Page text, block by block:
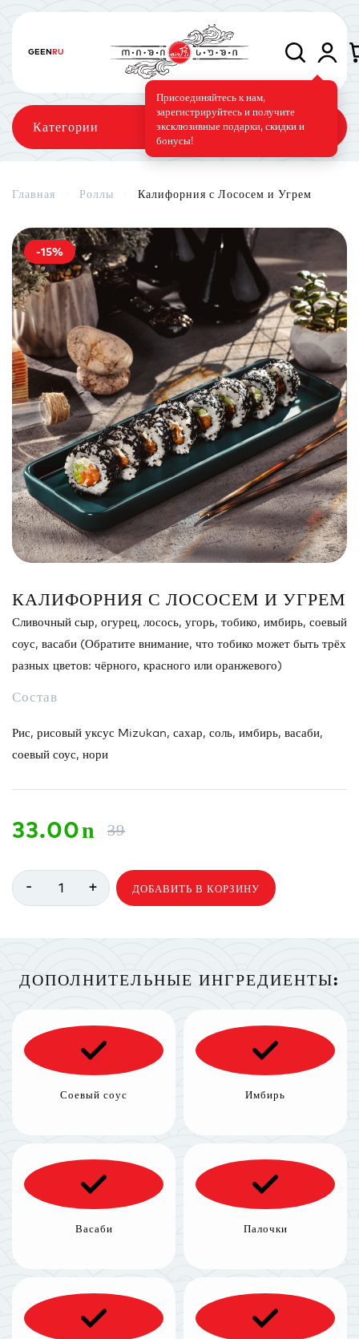
GEENRU
Присоединяйтесь к нам,
зарегистрируйтесь и получите
эксклюзивные подарки, скидки и
бонусы!
Категории
Суши-торт Фирменные Вегетарианское меню
Сэндвич Нигири Маки
Поке и буррито Супы и салаты Напитки
Главная Роллы Калифорния с Лососем и Угрем
-15%
КАЛИФОРНИЯ С ЛОСОСЕМ И УГРЕМ
Сливочный сыр, огурец, лосось, угорь, тобико, имбирь, соевый
соус, васаби (Обратите внимание, что тобико может быть трёх
разных цветов: чёрного, красного или оранжевого)
Состав
Рис, рисовый уксус Mizukan, сахар, соль, имбирь, васаби,
соевый соус, нори
33.00n 39
- 1 + ДОБАВИТЬ В КОРЗИНУ
ДОПОЛНИТЕЛЬНЫЕ ИНГРЕДИЕНТЫ:
Соевый соус Имбирь
Васаби Палочки